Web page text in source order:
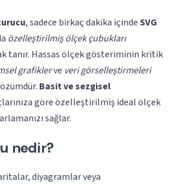
, sadece birkaç dakika içindeSVG
özelleştirilmiş ölçek çubukları
tanır. Hassas ölçek gösteriminin kritik
grafiklerve veri görselleştirmeleri
Basit ve sezgisel
göre özelleştirilmiş ideal ölçek
sağlar.
nedir?
diyagramlar veya